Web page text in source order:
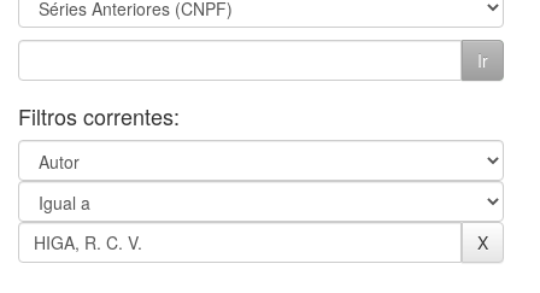
Filtros correntes: